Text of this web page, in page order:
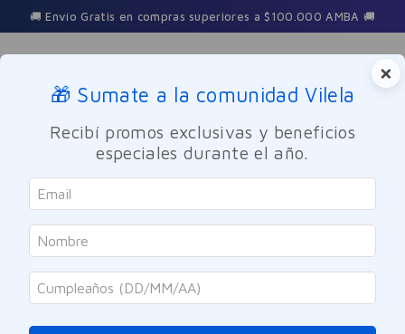
🚚 Envío Gratis en compras superiores a $100.000 AMBA 🚚
Buscar
Dermocosmetica Corporal
×
🎁 Sumate a la comunidad Vilela
Recibí promos exclusivas y beneficios
especiales durante el año.